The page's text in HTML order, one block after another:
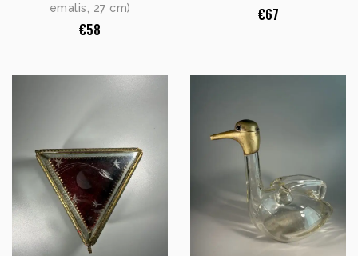
emalis, 27 cm)
€58
€67